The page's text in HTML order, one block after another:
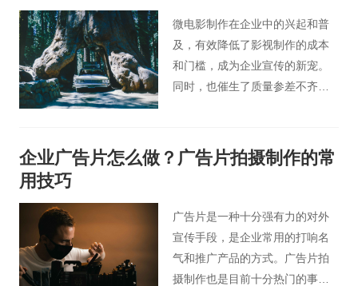
最好手段之一了。
微电影制作在企业中的兴起和普
及，有效降低了影视制作的成本
和门槛，成为企业宣传的新宠。
同时，也催生了质量参差不齐的
企业广告片怎么做？广告片拍摄制作的常
用技巧
广告片是一种十分强有力的对外
宣传手段，是企业常用的打响名
气和推广产品的方式。广告片拍
摄制作也是目前十分热门的事